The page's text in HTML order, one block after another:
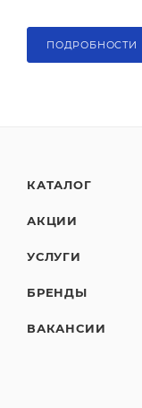
ПОДРОБНОСТИ
КАТАЛОГ
АКЦИИ
УСЛУГИ
БРЕНДЫ
ВАКАНСИИ